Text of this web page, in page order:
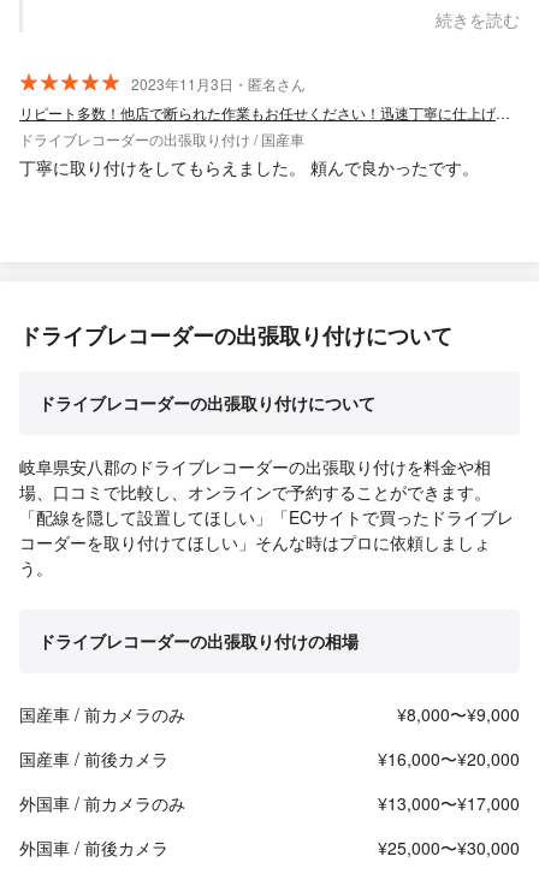
す。 お忙しい中、貴重な口コミを頂きありがとうございまし
続きを読む
2023年11月3日・匿名さん
リピート多数！他店で断られた作業もお任せください！迅速丁寧に仕上げます
ドライブレコーダーの出張取り付け / 国産車
丁寧に取り付けをしてもらえました。 頼んで良かったです。
ドライブレコーダーの出張取り付けについて
ドライブレコーダーの出張取り付けについて
岐阜県安八郡のドライブレコーダーの出張取り付けを料金や相
場、口コミで比較し、オンラインで予約することができます。
「配線を隠して設置してほしい」「ECサイトで買ったドライブレ
コーダーを取り付けてほしい」そんな時はプロに依頼しましょ
う。
ドライブレコーダーの出張取り付けの相場
国産車 / 前カメラのみ
¥8,000〜¥9,000
国産車 / 前後カメラ
¥16,000〜¥20,000
外国車 / 前カメラのみ
¥13,000〜¥17,000
外国車 / 前後カメラ
¥25,000〜¥30,000